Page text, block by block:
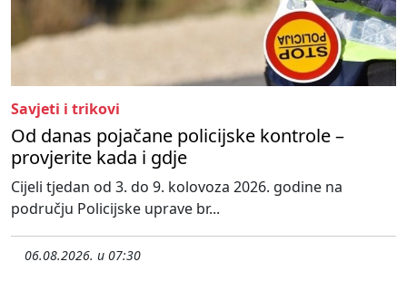
Savjeti i trikovi
Od danas pojačane policijske kontrole –
provjerite kada i gdje
Cijeli tjedan od 3. do 9. kolovoza 2026. godine na
području Policijske uprave br...
06.08.2026. u 07:30